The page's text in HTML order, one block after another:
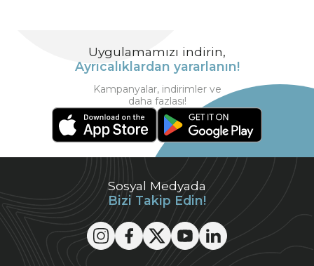
Sosyal Medyada
Bizi Takip Edin!
Uygulamamızı indirin,
Ayrıcalıklardan yararlanın!
Kampanyalar, indirimler ve
daha fazlası!